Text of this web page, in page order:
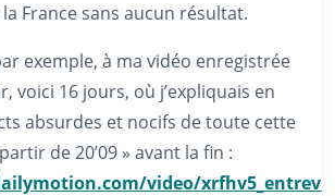
France sans aucun résultat.
exemple, à ma vidéo enregistrée
voici 16 jours, où j’expliquais en
absurdes et nocifs de toute cette
de 20’09 » avant la fin :
video/